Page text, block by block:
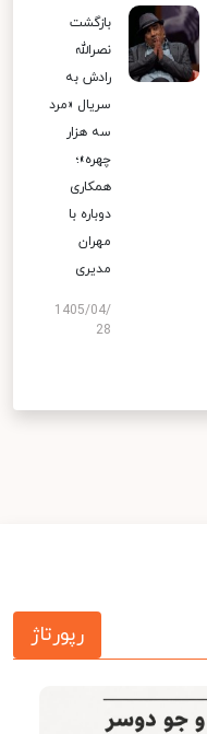
بازگشت
نصرالله
رادش به
سریال «مرد
سه هزار
چهره»؛
همکاری
دوباره با
مهران
مدیری
1405/04/
28
رپورتاژ